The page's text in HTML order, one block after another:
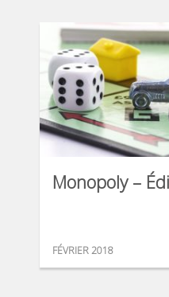
Monopoly –
FÉVRIER 2018